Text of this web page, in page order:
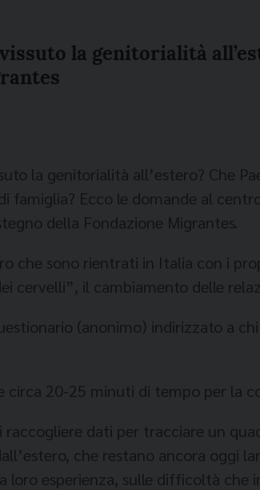
la genitorialità
la genitorialità all’estero? Che
famiglia? Ecco le domande al
della Fondazione Migrantes.
che sono rientrati in Italia con i
cervelli”, il cambiamento delle
(anonimo) indirizzato a
circa 20-25 minuti di tempo per la
dati per tracciare un
che restano ancora oggi
loro esperienza, sulle difficoltà che